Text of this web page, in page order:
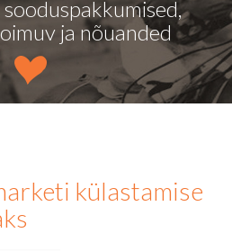
ja nõuanded
külastamise